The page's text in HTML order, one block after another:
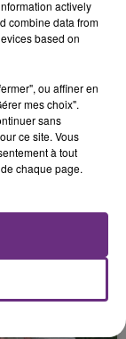
DE 230
actively
combine data from
based on
ou affiner en
mes choix".
sans
ce site. Vous
à tout
chaque page.